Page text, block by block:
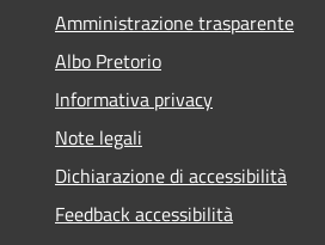
Amministrazione trasparente
Albo Pretorio
Informativa privacy
Note legali
Dichiarazione di accessibilità
Feedback accessibilità